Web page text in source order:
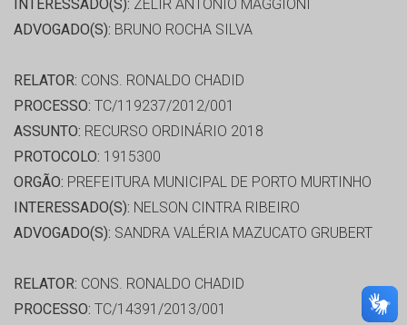
INTERESSADO(S): ZELIR ANTÔNIO MAGGIONI
ADVOGADO(S): BRUNO ROCHA SILVA
RELATOR: CONS. RONALDO CHADID
PROCESSO: TC/119237/2012/001
ASSUNTO: RECURSO ORDINÁRIO 2018
PROTOCOLO: 1915300
ORGÃO: PREFEITURA MUNICIPAL DE PORTO MURTINHO
INTERESSADO(S): NELSON CINTRA RIBEIRO
ADVOGADO(S): SANDRA VALÉRIA MAZUCATO GRUBERT
RELATOR: CONS. RONALDO CHADID
PROCESSO: TC/14391/2013/001